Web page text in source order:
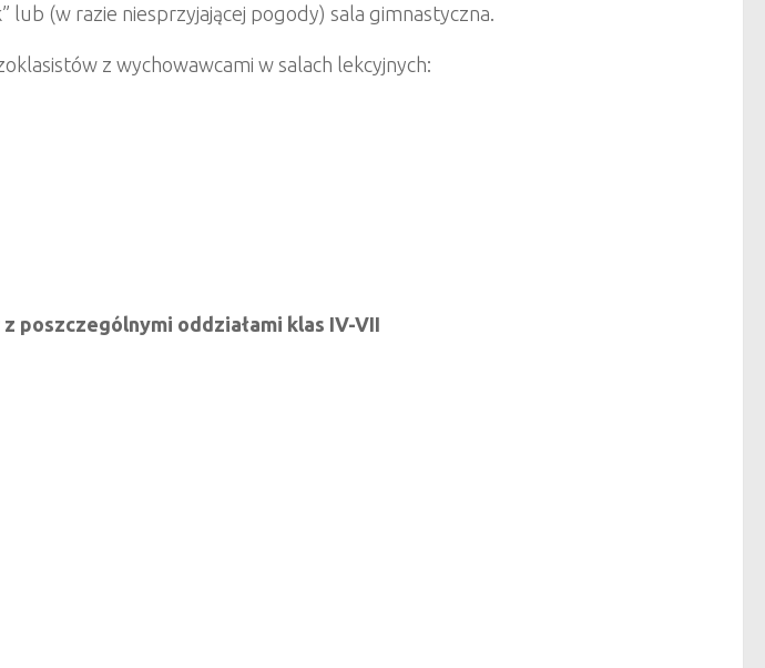
lub (w razie niesprzyjającej pogody) sala gimnastyczna.
z wychowawcami w salach lekcyjnych:
poszczególnymi oddziałami klas IV-VII